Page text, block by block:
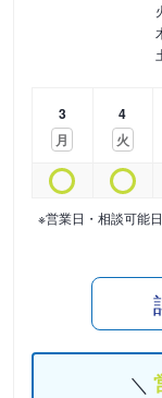
3
月
4
火
※営業日・相談可能